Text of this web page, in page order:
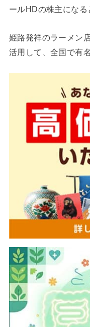
ールHDの株主になる
姫路発祥のラーメン
活用して、全国で有